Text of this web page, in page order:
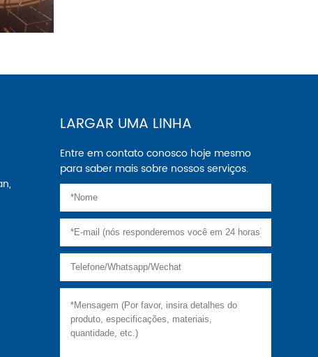
LARGAR UMA LINHA
Entre em contato conosco hoje mesmo
para saber mais sobre nossos serviços.